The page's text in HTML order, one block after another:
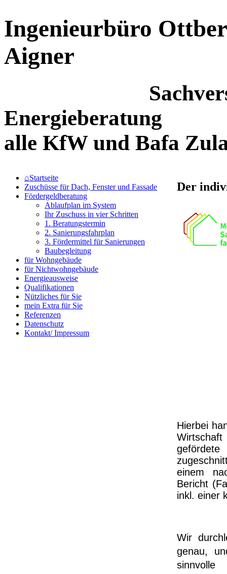
Ingenieurbüro
Aigner
alle KfW und
⌂Startseite
Zuschüsse für Dach, Fenster und Fassade
Fördergeldberatung
Ablaufplan im System
Ihr Zuschuss in vier Schritten
1. Beratungstermin
2. Sanierungsfahrplan
3. Fördermittel für Sanierungen
Baubegleitung
für Wohngebäude
für Nichtwohngebäude
Energieausweise
Qualifikationen
Nützliches für Sie
mein Extra für Sie
Referenzen
Datenschutz
Kontakt/ Impressum
Der
Hierbei
einem
Bericht
inkl. einer
Wir
genau,